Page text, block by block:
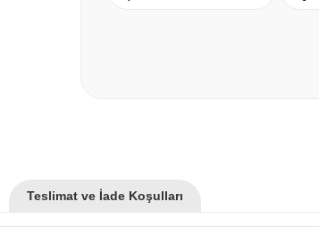
Teslimat ve İade Koşulları